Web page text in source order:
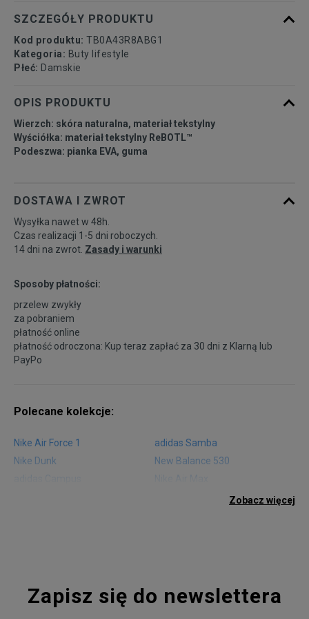
40 26 cm
41 26,5 cm
42 28 cm Powiadom o dostępności
SZCZEGÓŁY PRODUKTU
Kod produktu: TB0A43R8ABG1
Kategoria: Buty lifestyle
Płeć: Damskie
OPIS PRODUKTU
Wierzch: skóra naturalna, materiał tekstylny
Wyściółka: materiał tekstylny ReBOTL™
Podeszwa: pianka EVA, guma
DOSTAWA I ZWROT
Wysyłka nawet w 48h.
Czas realizacji 1-5 dni roboczych.
14 dni na zwrot. Zasady i warunki
Sposoby płatności:
przelew zwykły
za pobraniem
płatność online
płatność odroczona: Kup teraz zapłać za 30 dni z Klarną lub
PayPo
Polecane kolekcje:
Nike Air Force 1
adidas Samba
Nike Dunk
New Balance 530
Air Jordan 1
New Balance 327
adidas Handball Spezial
Birkenstock Arizona
Zobacz więcej
Zapisz się do newslettera